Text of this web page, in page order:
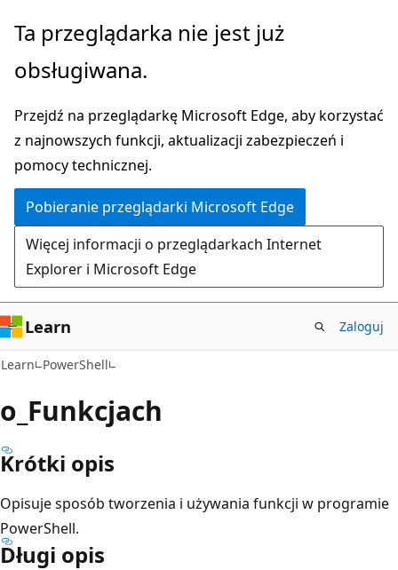
Przejdź
głównej
Ta przeglądarka nie jest już
obsługiwana.
Przejdź na przeglądarkę Microsoft Edge, aby korzystać
z najnowszych funkcji, aktualizacji zabezpieczeń i
pomocy technicznej.
Pobieranie przeglądarki Microsoft Edge
Więcej informacji o przeglądarkach Internet
Explorer i Microsoft Edge
Learn Zaloguj
Learn PowerShell
o_Funkcjach
Krótki opis
Opisuje sposób tworzenia i używania funkcji w programie
PowerShell.
Długi opis